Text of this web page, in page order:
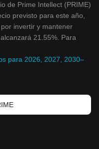
de Prime Intellect (PRIME)
previsto para este año,
invertir y mantener
21.55%. Para
para 2026, 2027, 2030–